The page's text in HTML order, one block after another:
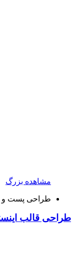
مشاهده بزرگ
طراحی پست و
طراحی قالب